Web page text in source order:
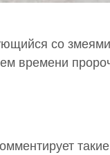
со
времени